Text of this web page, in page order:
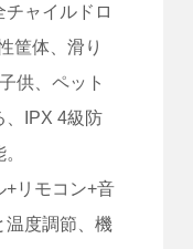
ャイルドロ
筐体、滑り
供、ペット
、IPX 4級防
+リモコン+音
温度調節、機